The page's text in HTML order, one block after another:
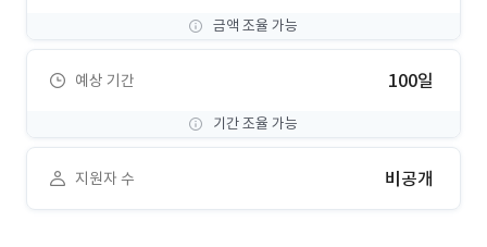
금액 조율 가능
예상 기간 100일
기간 조율 가능
지원자 수 비공개